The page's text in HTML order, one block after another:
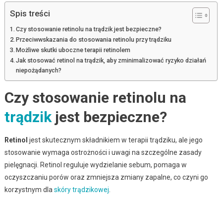
Spis treści
Czy stosowanie retinolu na trądzik jest bezpieczne?
Przeciwwskazania do stosowania retinolu przy trądziku
Możliwe skutki uboczne terapii retinolem
Jak stosować retinol na trądzik, aby zminimalizować ryzyko działań
niepożądanych?
Czy stosowanie retinolu na
trądzikjest bezpieczne?
Retinol jest skutecznym składnikiem w terapii trądziku, ale jego
stosowanie wymaga ostrożności i uwagi na szczególne zasady
pielęgnacji. Retinol reguluje wydzielanie sebum, pomaga w
oczyszczaniu porów oraz zmniejsza zmiany zapalne, co czyni go
korzystnym dla skóry trądzikowej